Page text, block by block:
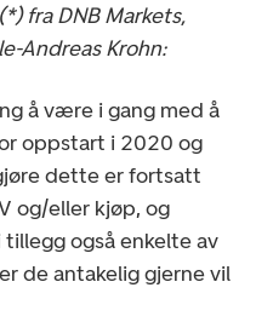
fra DNB Markets,
Andreas Krohn:
å være i gang med å
oppstart i 2020 og
dette er fortsatt
og/eller kjøp, og
også enkelte av
de antakelig gjerne vil